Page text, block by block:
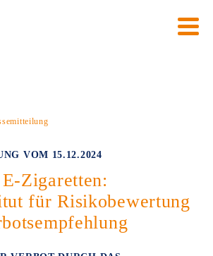
VOM 15.12.2024
Zigaretten:
für Risikobewertung
beim Dampfen“
auf die Umwelt“